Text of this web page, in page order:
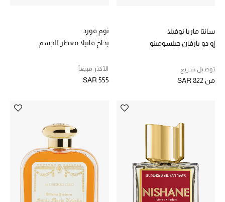
سانتا ماريا نوفيلا
إو دو بارفان جيلسومينو
توصيل سريع
من SAR 822
توم فورد
بخاخ فانيلا معطر للجسم
الأكثر مبيعاً
SAR 555